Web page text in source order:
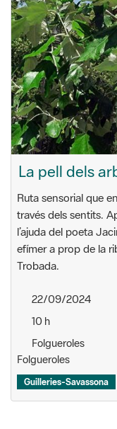
La pell dels
Ruta sensorial que
través dels sentits.
l’ajuda del poeta
efímer a prop de la
Trobada.
22/09/2024
10 h
Folgueroles
Folgueroles
Guilleries-Savassona